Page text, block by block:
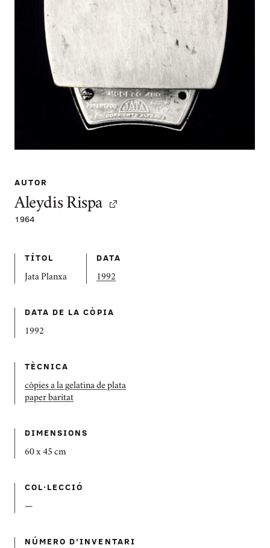
AUTOR
Aleydis Rispa
1964
TÍTOL
Jata Planxa
DATA
1992
DATA DE LA CÒPIA
1992
TÈCNICA
còpies a la gelatina de plata
paper baritat
DIMENSIONS
60 x 45 cm
COL·LECCIÓ
—
NÚMERO D'INVENTARI